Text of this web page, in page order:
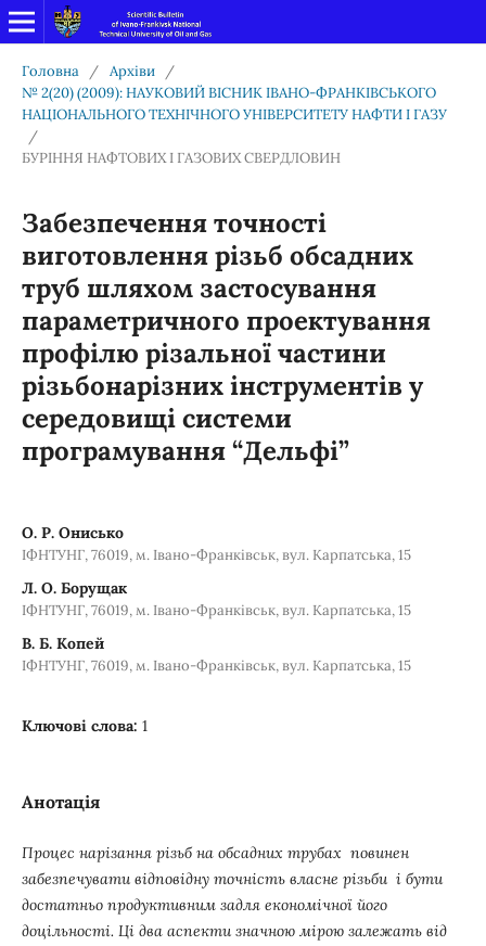
Головна / Архіви
/
№ 2(20) (2009): НАУКОВИЙ ВІСНИК ІВАНО-ФРАНКІВСЬКОГО
НАЦІОНАЛЬНОГО ТЕХНІЧНОГО УНІВЕРСИТЕТУ НАФТИ І ГАЗУ
/
БУРІННЯ НАФТОВИХ І ГАЗОВИХ СВЕРДЛОВИН
Забезпечення точності
виготовлення різьб обсадних
труб шляхом застосування
параметричного проектування
профілю різальної частини
різьбонарізних інструментів у
середовищі системи
програмування “Дельфі”
О. Р. Онисько
ІФНТУНГ, 76019, м. Івано-Франківськ, вул. Карпатська, 15
Л. О. Борущак
ІФНТУНГ, 76019, м. Івано-Франківськ, вул. Карпатська, 15
В. Б. Копей
ІФНТУНГ, 76019, м. Івано-Франківськ, вул. Карпатська, 15
Ключові слова: 1
Анотація
Процес нарізання різьб на обсадних трубах повинен
забезпечувати відповідну точність власне різьби і бути
достатньо продуктивним задля економічної його
доцільності. Ці два аспекти значною мірою залежать від